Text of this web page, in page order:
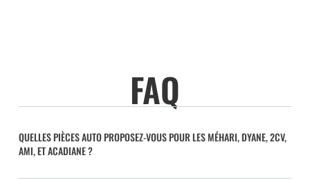
FAQ
QUELLES PIÈCES AUTO PROPOSEZ-VOUS POUR LES MÉHARI, DYANE, 2CV,
AMI, ET ACADIANE ?